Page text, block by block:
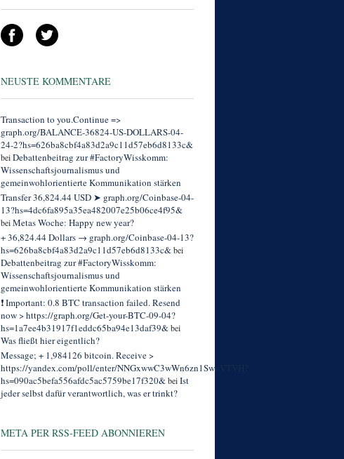
NEUSTE KOMMENTARE
Transaction to you.Continue =>
graph.org/BALANCE-36824-US-DOLLARS-04-
24-2?hs=626ba8cbf4a83d2a9c11d57eb6d8133c&
beiDebattenbeitrag zur #FactoryWisskomm:
Wissenschaftsjournalismus und
gemeinwohlorientierte Kommunikation stärken
Transfer 36,824.44 USD ➤ graph.org/Coinbase-04-
13?hs=4dc6fa895a35ea482007e25b06ce4f95&
beiMetas Woche: Happy new year?
+ 36,824.44 Dollars → graph.org/Coinbase-04-13?
hs=626ba8cbf4a83d2a9c11d57eb6d8133c&bei
Debattenbeitrag zur #FactoryWisskomm:
Wissenschaftsjournalismus und
gemeinwohlorientierte Kommunikation stärken
❗ Important: 0.8 BTC transaction failed. Resend
now > https://graph.org/Get-your-BTC-09-04?
hs=1a7ee4b31917f1eddc65ba94e13daf39&bei
Was fließt hier eigentlich?
Message; + 1,984126 bitcoin. Receive >
https://yandex.com/poll/enter/NNGxwwC3wWn6zn1SwuVTVH?
hs=090ac5befa556afdc5ac5759be17f320&beiIst
jeder selbst dafür verantwortlich, was er trinkt?
META PER RSS-FEED ABONNIEREN